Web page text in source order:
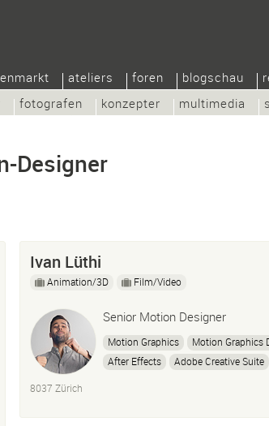
fotografen konzepter multimedia
ateliers foren blogschau
Designer
Ivan Lüthi
Animation/3D Film/Video
Senior Motion Designer
Motion Graphics Motion Graphics
After Effects
Adobe Creative Suite
8037 Zürich